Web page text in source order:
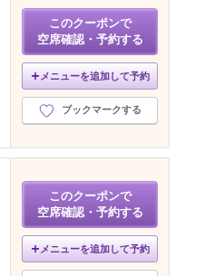
このクーポンで
空席確認・予約する
メニューを追加して予約
ブックマークする
このクーポンで
空席確認・予約する
メニューを追加して予約